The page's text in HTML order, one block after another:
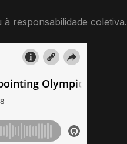
responsabilidade coletiva.